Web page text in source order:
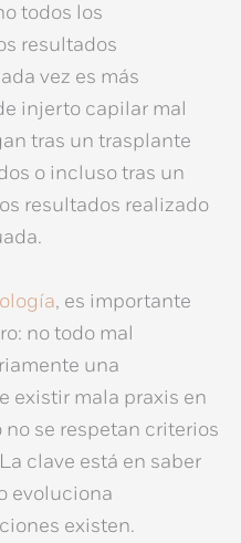
todos los
resultados
vez es más
injerto capilar mal
tras un trasplante
o incluso tras un
resultados realizado
, es importante
no todo mal
una
existir mala praxis en
no se respetan criterios
clave está en saber
evoluciona
existen.